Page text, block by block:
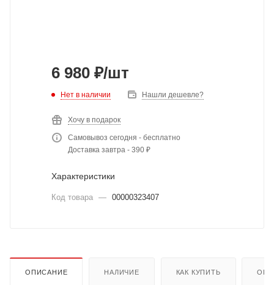
6 980 ₽/шт
Нет в наличии Нашли дешевле?
Хочу в подарок
Самовывоз сегодня - бесплатно
Доставка завтра - 390 ₽
Характеристики
Код товара — 00000323407
ОПИСАНИЕ НАЛИЧИЕ КАК КУПИТЬ